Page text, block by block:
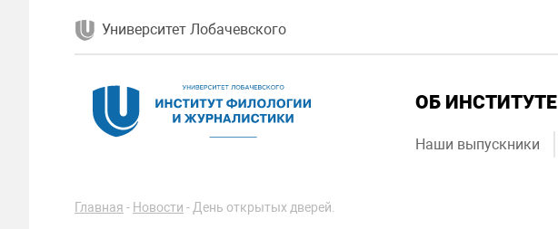
Университет Лобачевского
ОБ ИНСТИТУТЕ
Наши выпускники
Главная - Новости -День открытых дверей.